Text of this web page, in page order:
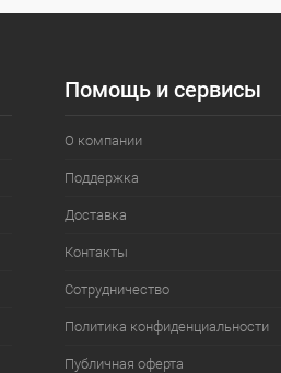
Помощь и сервисы
О компании
Поддержка
Доставка
Контакты
Сотрудничество
Политика конфиденциальности
Публичная оферта